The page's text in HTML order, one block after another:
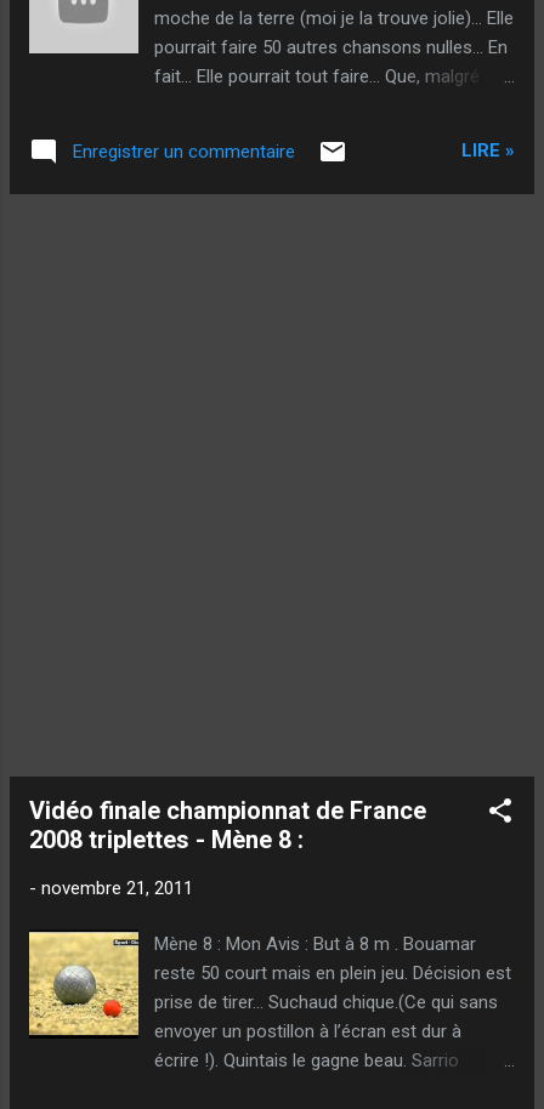
moche de la terre (moi je la trouve jolie)... Elle
pourrait faire 50 autres chansons nulles... En
fait... Elle pourrait tout faire... Que, malgré
de poule : @++ Sougil - Heineken
Enregistrer un commentaire LIRE »
Vidéo finale championnat de France
2008 triplettes - Mène 8 :
- novembre 21, 2011
Mène 8 : Mon Avis : But à 8 m . Bouamar
reste 50 court mais en plein jeu. Décision est
prise de tirer… Suchaud chique.(Ce qui sans
envoyer un postillon à l’écran est dur à
écrire !). Quintais le gagne beau. Sarrio